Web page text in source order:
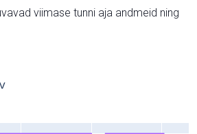
viimase tunni aja andmeid ning